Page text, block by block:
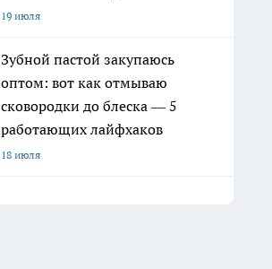
19 июля
Зубной пастой закупаюсь
оптом: вот как отмываю
сковородки до блеска — 5
работающих лайфхаков
18 июля